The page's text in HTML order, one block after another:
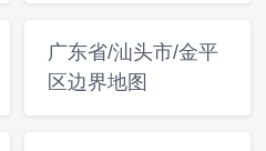
广东省/汕头市/金平
区边界地图